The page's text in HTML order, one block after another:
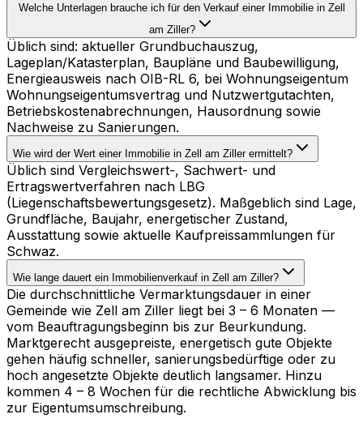
Welche Unterlagen brauche ich für den Verkauf einer Immobilie in Zell
am Ziller?
Üblich sind: aktueller Grundbuchauszug,
Lageplan/Katasterplan, Baupläne und Baubewilligung,
Energieausweis nach OIB-RL 6, bei Wohnungseigentum
Wohnungseigentumsvertrag und Nutzwertgutachten,
Betriebskostenabrechnungen, Hausordnung sowie
Nachweise zu Sanierungen.
Wie wird der Wert einer Immobilie in Zell am Ziller ermittelt?
Üblich sind Vergleichswert-, Sachwert- und
Ertragswertverfahren nach LBG
(Liegenschaftsbewertungsgesetz). Maßgeblich sind Lage,
Grundfläche, Baujahr, energetischer Zustand,
Ausstattung sowie aktuelle Kaufpreissammlungen für
Schwaz.
Wie lange dauert ein Immobilienverkauf in Zell am Ziller?
Die durchschnittliche Vermarktungsdauer in einer
Gemeinde wie Zell am Ziller liegt bei 3 – 6 Monaten —
vom Beauftragungsbeginn bis zur Beurkundung.
Marktgerecht ausgepreiste, energetisch gute Objekte
gehen häufig schneller, sanierungsbedürftige oder zu
hoch angesetzte Objekte deutlich langsamer. Hinzu
kommen 4 – 8 Wochen für die rechtliche Abwicklung bis
zur Eigentumsumschreibung.